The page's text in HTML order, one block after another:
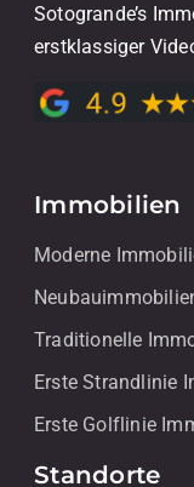
Sotogrande’s
erstklassiger
Immobilien
Moderne
Traditionelle
Erste Strandlinie
Erste Golflinie
Standorte